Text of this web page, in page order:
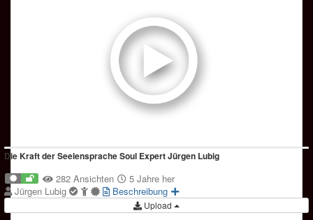
Die Kraft der Seelensprache Soul Expert Jürgen Lubig
282 Ansichten
5 Jahre her
Jürgen Lubig
Beschreibung
Upload